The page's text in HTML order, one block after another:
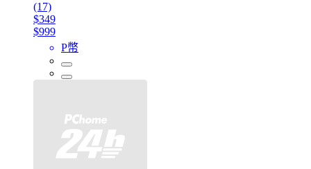
(17)
$349
$999
P幣